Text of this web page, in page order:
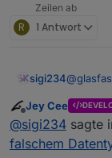
Zeilen ab
R 1 Antwort
sigi234@
Ja, er
Offline
Jey Cee
@sigi234 sagte
falschem